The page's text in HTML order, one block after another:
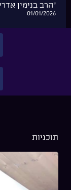
“הרב בנימין
01/01/2026
תוכניות